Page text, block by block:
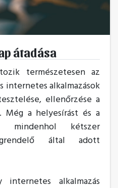
átadása
természetesen az
alkalmazások
ellenőrzése a
Még a helyesírást és a
mindenhol kétszer
által adott
internetes alkalmazás